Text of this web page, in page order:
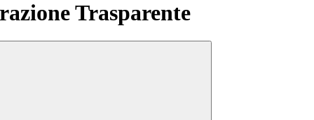
Trasparente